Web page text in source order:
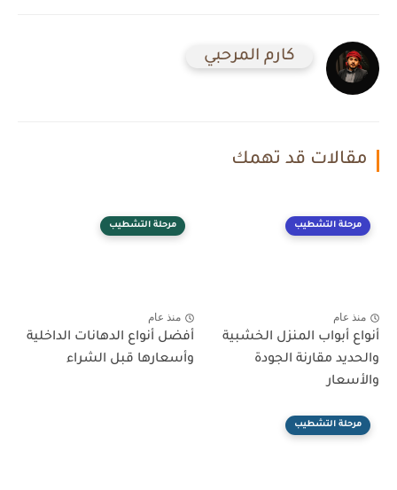
كارم المرحبي
مقالات قد تهمك
مرحلة التشطيب
منذ عام
أنواع أبواب المنزل الخشبية
والحديد مقارنة الجودة
والأسعار
مرحلة التشطيب
منذ عام
أفضل أنواع الدهانات الداخلية
وأسعارها قبل الشراء
مرحلة التشطيب